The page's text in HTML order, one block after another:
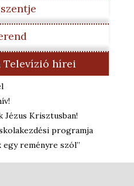
Televízió hírei
Jézus Krisztusban!
programja
egy reményre szól”